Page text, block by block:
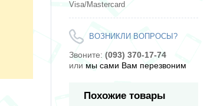
Visa/Mastercard
ВОЗНИКЛИ ВОПРОСЫ?
Звоните: (093) 370-17-74
или мы сами Вам перезвоним
Похожие товары